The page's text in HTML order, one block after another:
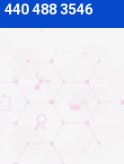
440 488 3546